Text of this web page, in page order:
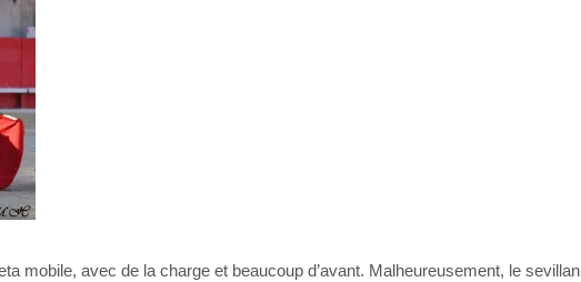
mobile, avec de la charge et beaucoup d’avant. Malheureusement, le sevillan